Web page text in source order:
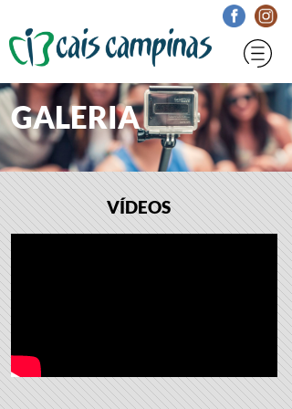
GALERIA
VÍDEOS